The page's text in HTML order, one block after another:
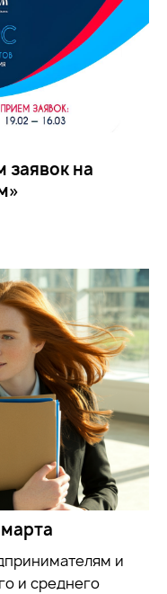
заявок на
и
и среднего